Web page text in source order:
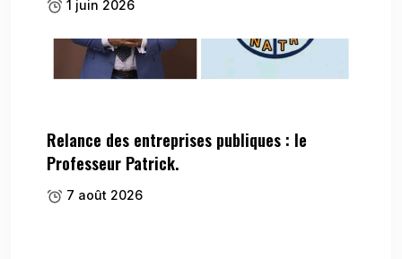
1 juin 2026
Relance des entreprises publiques : le
Professeur Patrick.
7 août 2026